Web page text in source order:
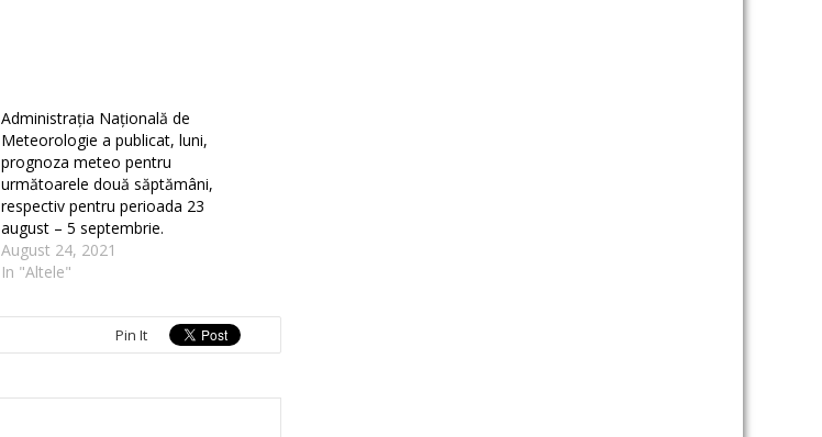
Administrația Națională de
Meteorologie a publicat, luni,
prognoza meteo pentru
următoarele două săptămâni,
respectiv pentru perioada 23
august – 5 septembrie.
August 24, 2021
In "Altele"
Pin It